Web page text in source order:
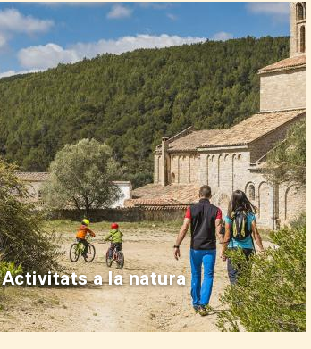
Activitats a la natura